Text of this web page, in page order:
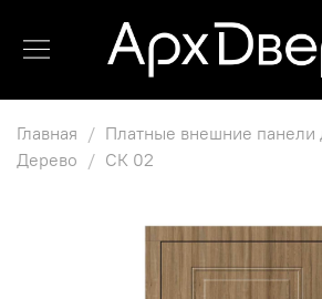
Главная
Платные внешние
Дерево
СК 02